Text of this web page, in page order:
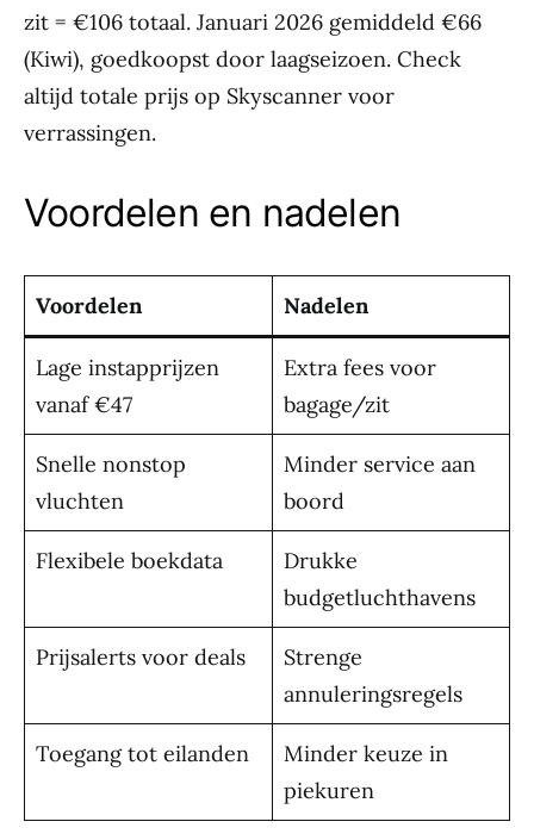
zit = €106 totaal. Januari 2026 gemiddeld €66
(Kiwi), goedkoopst door laagseizoen. Check
altijd totale prijs op Skyscanner voor
verrassingen.
Voordelen en nadelen
Voordelen Nadelen
Lage instapprijzen
vanaf €47
Extra fees voor
bagage/zit
Snelle nonstop
vluchten
Minder service aan
boord
Flexibele boekdata
Drukke
budgetluchthavens
Prijsalerts voor deals
Strenge
annuleringsregels
Toegang tot eilanden
Minder keuze in
piekuren